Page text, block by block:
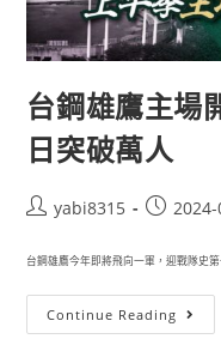
台鋼雄鷹主場
日突破萬人
yabi8315
台鋼雄鷹今年即將飛向一軍，迎戰隊史
Continue Reading